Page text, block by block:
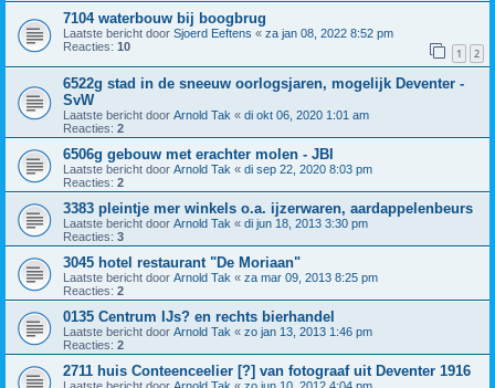
7104 waterbouw bij boogbrug
Laatste bericht door Sjoerd Eeftens « za jan 08, 2022 8:52 pm
Reacties: 10 1 2
6522g stad in de sneeuw oorlogsjaren, mogelijk Deventer -
SvW
Laatste bericht door Arnold Tak « di okt 06, 2020 1:01 am
Reacties: 2
6506g gebouw met erachter molen - JBI
Laatste bericht door Arnold Tak « di sep 22, 2020 8:03 pm
Reacties: 2
3383 pleintje mer winkels o.a. ijzerwaren, aardappelenbeurs
Laatste bericht door Arnold Tak « di jun 18, 2013 3:30 pm
Reacties: 3
3045 hotel restaurant "De Moriaan"
Laatste bericht door Arnold Tak « za mar 09, 2013 8:25 pm
Reacties: 2
0135 Centrum IJs? en rechts bierhandel
Laatste bericht door Arnold Tak « zo jan 13, 2013 1:46 pm
Reacties: 2
2711 huis Conteenceelier [?] van fotograaf uit Deventer 1916